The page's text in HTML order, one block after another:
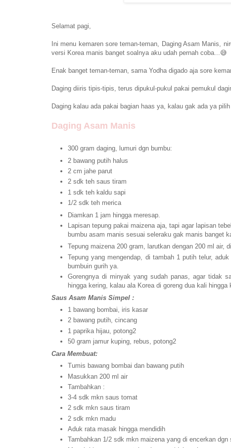
Selamat pagi,
Ini menu kemaren sore teman-teman, Daging Asam Manis,
versi Korea manis banget soalnya aku udah pernah coba...😅
Enak banget teman-teman, sama Yodha digado aja sore
Daging diiris tipis-tipis, terus dipukul-pukul pakai pemukul
Daging kalau ada pakai bagian haas ya, kalau gak ada ya
Daging Asam Manis
300 gram daging, lumuri dgn bumbu:
2 bawang putih halus
2 cm jahe parut
2 sdk teh saus tiram
1 sdk teh kaldu sapi
1/2 sdk teh merica
Diamkan 1 jam hingga meresap.
Lapisan tepung pakai maizena aja, tapi agar lapisan
bumbu asam manis sesuai seleraku gak manis banget
Tepung maizena 200 gram, larutkan dengan 200 ml air,
Tepung yang mengendap, di tambah 1 putih telur,
bumbuin gurih ya.
Gorengnya di minyak yang sudah panas, agar tidak
hingga kering, kalau ala Korea di goreng dua kali
Saus Asam Manis Simpel :
1 bawang bombai, iris kasar
2 bawang putih, cincang
1 paprika hijau, potong2
50 gram jamur kuping, rebus, potong2
Cara Membuat:
Tumis bawang bombai dan bawang putih
Masukkan 200 ml air
Tambahkan :
3-4 sdk mkn saus tomat
2 sdk mkn saus tiram
2 sdk mkn madu
Aduk rata masak hingga mendidih
Tambahkan 1/2 sdk mkn maizena yang di encerkan dgn